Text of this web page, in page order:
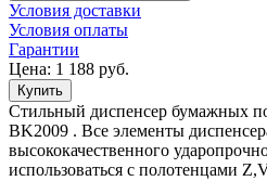
Условия доставки
Условия оплаты
Гарантии
Цена: 1 188 руб.
Купить
Стильный диспенсер бумажных
BK2009 . Все элементы
высококачественного
использоваться с полотенцами